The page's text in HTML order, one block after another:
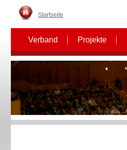
Startseite
Verband Projekte